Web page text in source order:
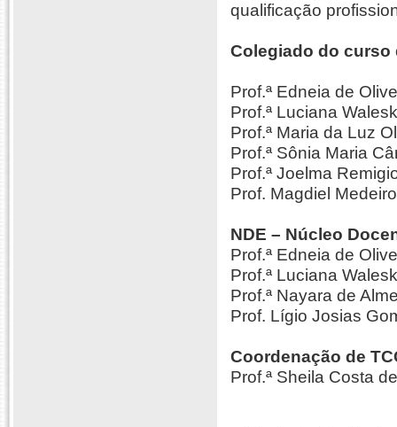
qualificação
Colegiado do curso
Prof.ª Edneia de
Prof.ª Luciana
Prof.ª Maria da Luz
Prof.ª Sônia Maria
Prof.ª Joelma
Prof. Magdiel
NDE – Núcleo
Prof.ª Edneia de
Prof.ª Luciana
Prof.ª Nayara de
Prof. Lígio Josias
Coordenação de
Prof.ª Sheila Costa